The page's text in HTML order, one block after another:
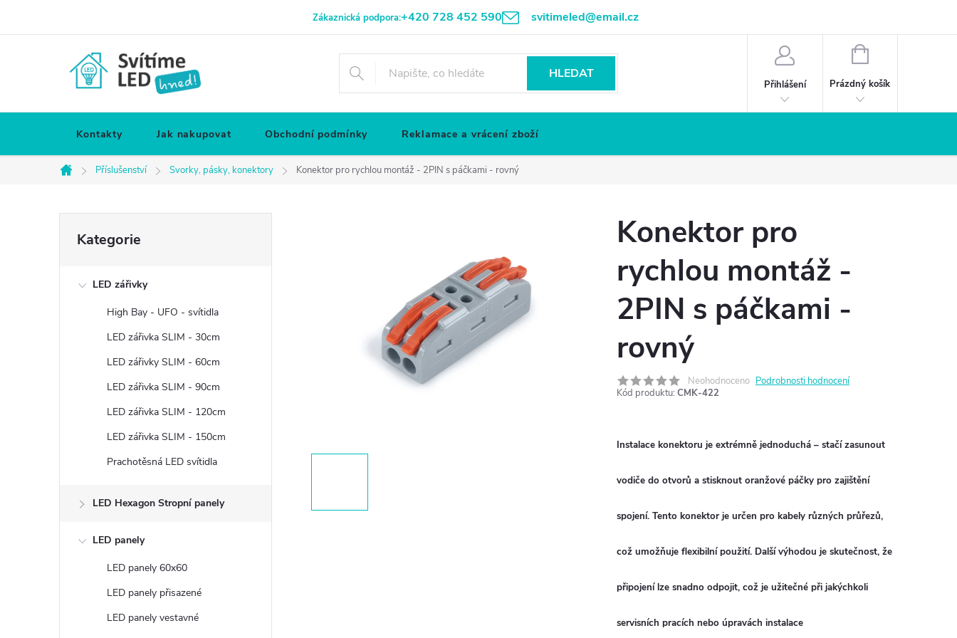
Zákaznická podpora:+420 728 452 590 svitimeled@email.cz
HLEDAT
Přihlášení
NÁKUPNÍ
Prázdný košík
Kontakty Jak nakupovat Obchodní podmínky Reklamace a vrácení zboží
Domů
Příslušenství Svorky, pásky, konektory Konektor pro rychlou montáž - 2PIN s páčkami - rovný
kategorie
Kategorie
LED zářivky
High Bay - UFO - svítidla
LED zářivka SLIM - 30cm
LED zářivky SLIM - 60cm
LED zářivka SLIM - 90cm
LED zářivka SLIM - 120cm
LED zářivka SLIM - 150cm
Prachotěsná LED svítidla
LED Hexagon Stropní panely
LED panely
LED panely 60x60
LED panely přisazené
LED panely vestavné
Konektor pro
rychlou montáž -
2PIN s páčkami -
rovný
Neohodnoceno Podrobnosti hodnocení
Kód produktu: CMK-422
Instalace konektoru je extrémně jednoduchá – stačí zasunout
vodiče do otvorů a stisknout oranžové páčky pro zajištění
spojení. Tento konektor je určen pro kabely různých průřezů,
což umožňuje flexibilní použití. Další výhodou je skutečnost, že
připojení lze snadno odpojit, což je užitečné při jakýchkoli
servisních pracích nebo úpravách instalace